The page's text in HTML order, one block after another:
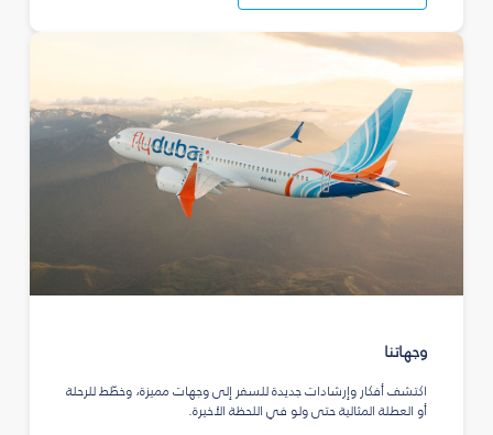
وجهاتنا
اكتشف أفكار وإرشادات جديدة للسفر إلى وجهات مميزة، وخطّط للرحلة
أو العطلة المثالية حتى ولو في اللحظة الأخيرة.